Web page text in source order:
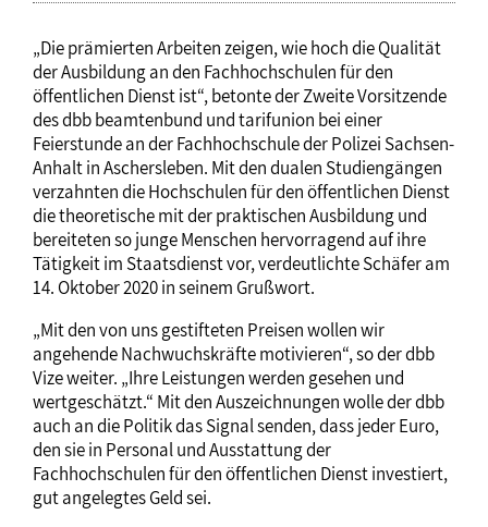
„Die prämierten Arbeiten zeigen, wie hoch die Qualität
der Ausbildung an den Fachhochschulen für den
öffentlichen Dienst ist“, betonte der Zweite Vorsitzende
des dbb beamtenbund und tarifunion bei einer
Feierstunde an der Fachhochschule der Polizei Sachsen-
Anhalt in Aschersleben. Mit den dualen Studiengängen
verzahnten die Hochschulen für den öffentlichen Dienst
die theoretische mit der praktischen Ausbildung und
bereiteten so junge Menschen hervorragend auf ihre
Tätigkeit im Staatsdienst vor, verdeutlichte Schäfer am
14. Oktober 2020 in seinem Grußwort.
„Mit den von uns gestifteten Preisen wollen wir
angehende Nachwuchskräfte motivieren“, so der dbb
Vize weiter. „Ihre Leistungen werden gesehen und
wertgeschätzt.“ Mit den Auszeichnungen wolle der dbb
auch an die Politik das Signal senden, dass jeder Euro,
den sie in Personal und Ausstattung der
Fachhochschulen für den öffentlichen Dienst investiert,
gut angelegtes Geld sei.